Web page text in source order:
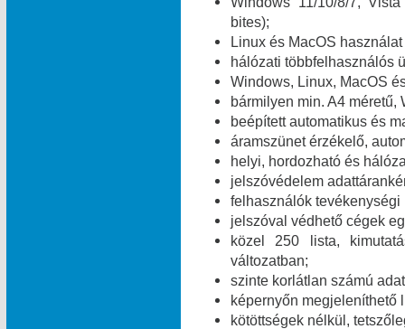
bites);
Linux és MacOS
hálózati többfelhasználós
Windows, Linux, MacOS
bármilyen min. A4
beépített automatikus és
áramszünet érzékelő,
helyi, hordozható és
jelszóvédelem
felhasználók
jelszóval védhető cégek
közel 250 lista,
változatban;
szinte korlátlan számú
képernyőn megjeleníthető
kötöttségek nélkül,